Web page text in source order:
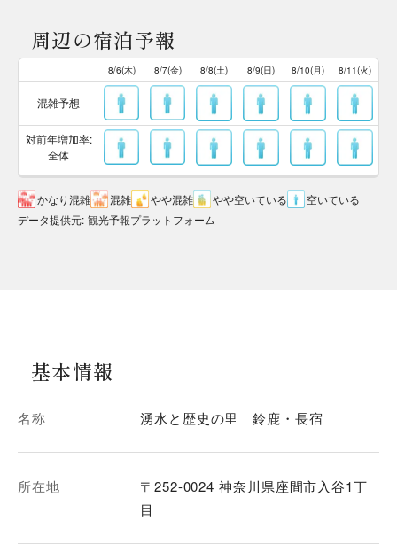
周辺の宿泊予報
8/6(木) 8/7(金) 8/8(土) 8/9(日) 8/10(月) 8/11(火)
混雑予想
対前年増加率:
全体
かなり混雑 混雑 やや混雑 やや空いている
空いている
データ提供元: 観光予報プラットフォーム
基本情報
名称 湧水と歴史の里 鈴鹿・長宿
所在地
〒252-0024 神奈川県座間市入谷1丁
目